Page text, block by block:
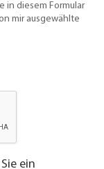
in diesem Formular
mir ausgewählte
ein